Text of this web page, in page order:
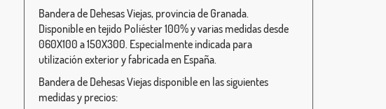
Bandera de Dehesas Viejas, provincia de Granada.
Disponible en tejido Poliéster 100% y varias medidas desde
060X100 a 150X300. Especialmente indicada para
utilización exterior y fabricada en España.
Bandera de Dehesas Viejas disponible en las siguientes
medidas y precios: